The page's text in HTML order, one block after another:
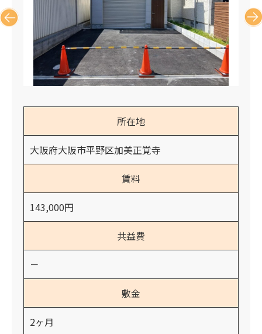
所在地
大阪府大阪市平野区加美正覚寺
賃料
143,000円
共益費
－
敷金
2ヶ月